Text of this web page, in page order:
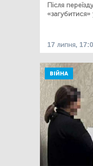
Після
«загубитися»
17 липня,
ВІЙНА